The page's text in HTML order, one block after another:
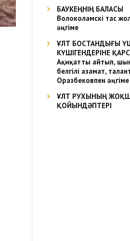
БАУКЕҢНІҢ
Волоколамскі тас
әңгіме
ҰЛТ БОСТАНДЫҒЫ
КҮШІГЕНДЕРІНЕ
Ақиқатты айтып,
белгілі азамат,
Оразбековпен әңгіме
ҰЛТ РУХЫНЫҢ
ҚОЙЫНДӘПТЕРІ